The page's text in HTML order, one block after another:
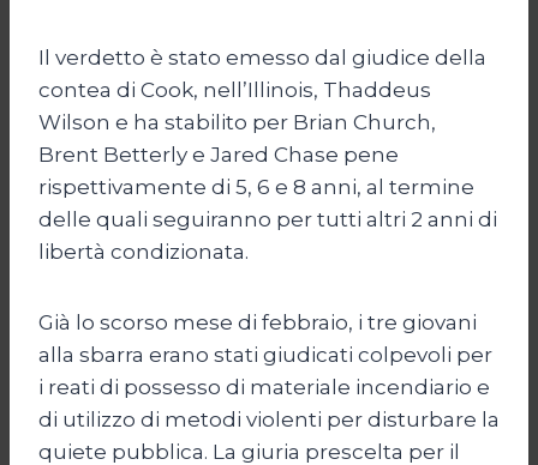
Il verdetto è stato emesso dal giudice della
contea di Cook, nell’Illinois, Thaddeus
Wilson e ha stabilito per Brian Church,
Brent Betterly e Jared Chase pene
rispettivamente di 5, 6 e 8 anni, al termine
delle quali seguiranno per tutti altri 2 anni di
libertà condizionata.
Già lo scorso mese di febbraio, i tre giovani
alla sbarra erano stati giudicati colpevoli per
i reati di possesso di materiale incendiario e
di utilizzo di metodi violenti per disturbare la
quiete pubblica. La giuria prescelta per il